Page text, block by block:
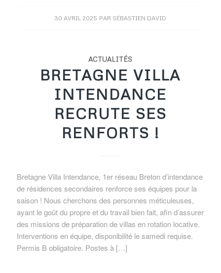
30 AVRIL 2025 PAR SÉBASTIEN DAVID
ACTUALITÉS
BRETAGNE VILLA
INTENDANCE
RECRUTE SES
RENFORTS !
Bretagne Villa Intendance, 1er réseau Breton d’intendance
de résidences secondaires renforce ses équipes pour la
saison ! Nous cherchons des personnes méticuleuses,
ayant le goût du propre et du travail bien fait, afin d’assurer
des missions de préparation de villas en rotation locative.
Interventions en équipe, disponibilité le samedi requise.
Permis B obligatoire. Postes à […]